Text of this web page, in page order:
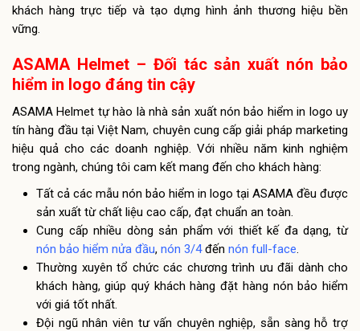
khách hàng trực tiếp và tạo dựng hình ảnh thương hiệu bền
vững.
ASAMA Helmet – Đối tác sản xuất nón bảo
hiểm in logo đáng tin cậy
ASAMA Helmet tự hào là nhà sản xuất nón bảo hiểm in logo uy
tín hàng đầu tại Việt Nam, chuyên cung cấp giải pháp marketing
hiệu quả cho các doanh nghiệp. Với nhiều năm kinh nghiệm
trong ngành, chúng tôi cam kết mang đến cho khách hàng:
Tất cả các mẫu nón bảo hiểm in logo tại ASAMA đều được
sản xuất từ chất liệu cao cấp, đạt chuẩn an toàn.
Cung cấp nhiều dòng sản phẩm với thiết kế đa dạng, từ
nón bảo hiểm nửa đầu, nón 3/4đến nón full-face.
Thường xuyên tổ chức các chương trình ưu đãi dành cho
khách hàng, giúp quý khách hàng đặt hàng nón bảo hiểm
với giá tốt nhất.
Đội ngũ nhân viên tư vấn chuyên nghiệp, sẵn sàng hỗ trợ